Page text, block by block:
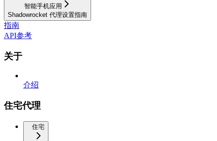
智能手机应用
Shadowrocket 代理设置指南
指南
API参考
关于
介绍
住宅代理
住宅